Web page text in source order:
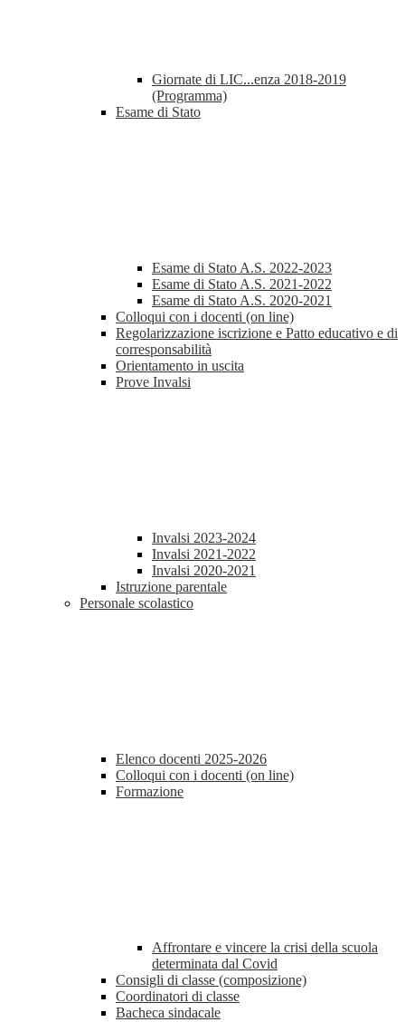
Giornate di LIC...enza 2018-2019
(Programma)
Esame di Stato
Esame di Stato A.S. 2022-2023
Esame di Stato A.S. 2021-2022
Esame di Stato A.S. 2020-2021
Colloqui con i docenti (on line)
Regolarizzazione iscrizione e Patto educativo e di
corresponsabilità
Orientamento in uscita
Prove Invalsi
Invalsi 2023-2024
Invalsi 2021-2022
Invalsi 2020-2021
Istruzione parentale
Personale scolastico
Elenco docenti 2025-2026
Colloqui con i docenti (on line)
Formazione
Affrontare e vincere la crisi della scuola
determinata dal Covid
Consigli di classe (composizione)
Coordinatori di classe
Bacheca sindacale